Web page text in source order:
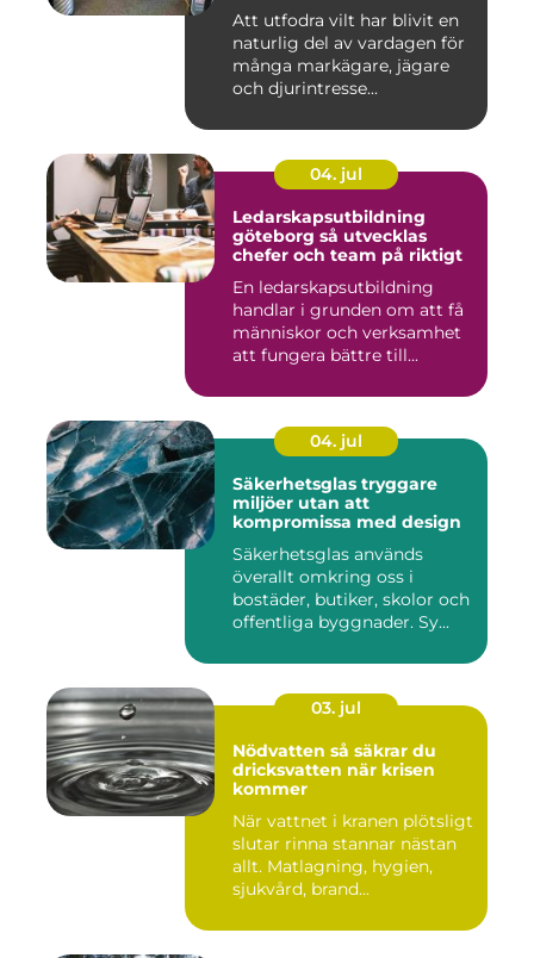
Att utfodra vilt har blivit en
naturlig del av vardagen för
många markägare, jägare
och djurintresse...
04. jul
Ledarskapsutbildning
göteborg så utvecklas
chefer och team på riktigt
En ledarskapsutbildning
handlar i grunden om att få
människor och verksamhet
att fungera bättre till...
04. jul
Säkerhetsglas tryggare
miljöer utan att
kompromissa med design
Säkerhetsglas används
överallt omkring oss i
bostäder, butiker, skolor och
offentliga byggnader. Sy...
03. jul
Nödvatten så säkrar du
dricksvatten när krisen
kommer
När vattnet i kranen plötsligt
slutar rinna stannar nästan
allt. Matlagning, hygien,
sjukvård, brand...